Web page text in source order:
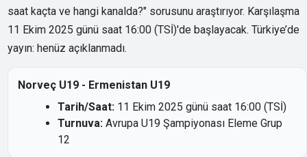
saat kaçta ve hangi kanalda?" sorusunu araştırıyor. Karşılaşma
11 Ekim 2025 günü saat 16:00 (TSİ)'de başlayacak. Türkiye’de
yayın: henüz açıklanmadı.
Norveç U19 - Ermenistan U19
Tarih/Saat: 11 Ekim 2025 günü saat 16:00 (TSİ)
Turnuva: Avrupa U19 Şampiyonası Eleme Grup
12